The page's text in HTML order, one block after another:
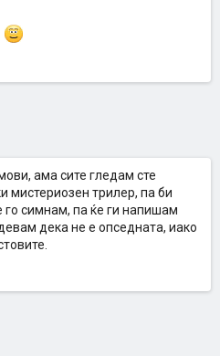
ама сите гледам сте
мистериозен трилер, па би
го симнам, па ќе ги напишам
дека не е опседната, иако